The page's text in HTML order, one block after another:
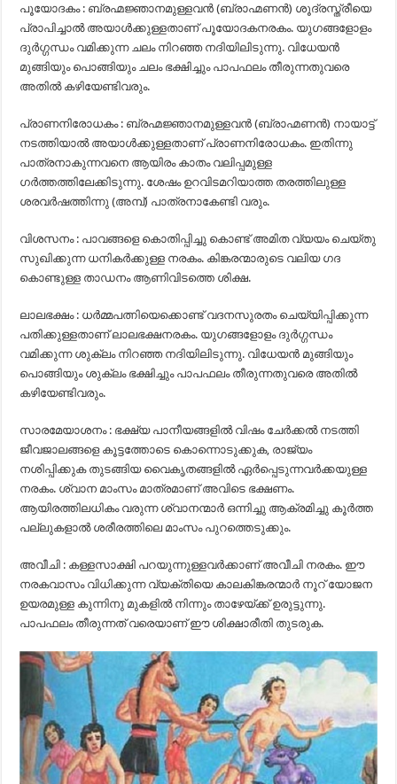
പൂയോദകം : ബ്രഹ്മജ്ഞാനമുള്ളവൻ (ബ്രാഹ്മണൻ) ശൂദ്രസ്ത്രീയെ
പ്രാപിച്ചാൽ അയാൾക്കുള്ളതാണ് പൂയോദകനരകം. യുഗങ്ങളോളം
ദുർഗ്ഗന്ധം വമിക്കുന്ന ചലം നിറഞ്ഞ നദിയിലിടുന്നു. വിധേയൻ
മുങ്ങിയും പൊങ്ങിയും ചലം ഭക്ഷിച്ചും പാപഫലം തീരുന്നതുവരെ
അതിൽ കഴിയേണ്ടിവരും.
പ്രാണനിരോധകം : ബ്രഹ്മജ്ഞാനമുള്ളവൻ (ബ്രാഹ്മണൻ) നായാട്ട്
നടത്തിയാൽ അയാൾക്കുള്ളതാണ് പ്രാണനിരോധകം. ഇതിന്നു
പാത്രനാകുന്നവനെ ആയിരം കാതം വലിപ്പമുള്ള
ഗർത്തത്തിലേക്കിടുന്നു. ശേഷം ഉറവിടമറിയാത്ത തരത്തിലുള്ള
ശരവർഷത്തിന്നു (അമ്പ്) പാത്രനാകേണ്ടി വരും.
വിശസനം : പാവങ്ങളെ കൊതിപ്പിച്ചു കൊണ്ട് അമിത വ്യയം ചെയ്തു
സുഖിക്കുന്ന ധനികർക്കുള്ള നരകം. കിങ്കരന്മാരുടെ വലിയ ഗദ
കൊണ്ടുള്ള താഡനം ആണിവിടത്തെ ശിക്ഷ.
ലാലഭക്ഷം : ധർമ്മപത്നിയെക്കൊണ്ട് വദനസുരതം ചെയ്യിപ്പിക്കുന്ന
പതിക്കുള്ളതാണ് ലാലഭക്ഷനരകം. യുഗങ്ങളോളം ദുർഗ്ഗന്ധം
വമിക്കുന്ന ശുക്ലം നിറഞ്ഞ നദിയിലിടുന്നു. വിധേയൻ മുങ്ങിയും
പൊങ്ങിയും ശുക്ലം ഭക്ഷിച്ചും പാപഫലം തീരുന്നതുവരെ അതിൽ
കഴിയേണ്ടിവരും.
സാരമേയാശനം : ഭക്ഷ്യ പാനീയങ്ങളിൽ വിഷം ചേർക്കൽ നടത്തി
ജീവജാലങ്ങളെ കൂട്ടത്തോടെ കൊന്നൊടുക്കുക, രാജ്യം
നശിപ്പിക്കുക തുടങ്ങിയ വൈകൃതങ്ങളിൽ ഏർപ്പെടുന്നവർക്കയുള്ള
നരകം. ശ്വാന മാംസം മാത്രമാണ് അവിടെ ഭക്ഷണം.
ആയിരത്തിലധികം വരുന്ന ശ്വാനന്മാർ ഒന്നിച്ചു ആക്രമിച്ചു കൂർത്ത
പല്ലുകളാൽ ശരീരത്തിലെ മാംസം പുറത്തെടുക്കും.
അവീചി : കള്ളസാക്ഷി പറയുന്നുള്ളവർക്കാണ് അവീചി നരകം. ഈ
നരകവാസം വിധിക്കുന്ന വ്യക്തിയെ കാലകിങ്കരന്മാർ നൂറ് യോജന
ഉയരമുള്ള കുന്നിനു മുകളിൽ നിന്നും താഴേയ്ക്ക് ഉരുട്ടുന്നു.
പാപഫലം തീരുന്നത് വരെയാണ് ഈ ശിക്ഷാരീതി തുടരുക.